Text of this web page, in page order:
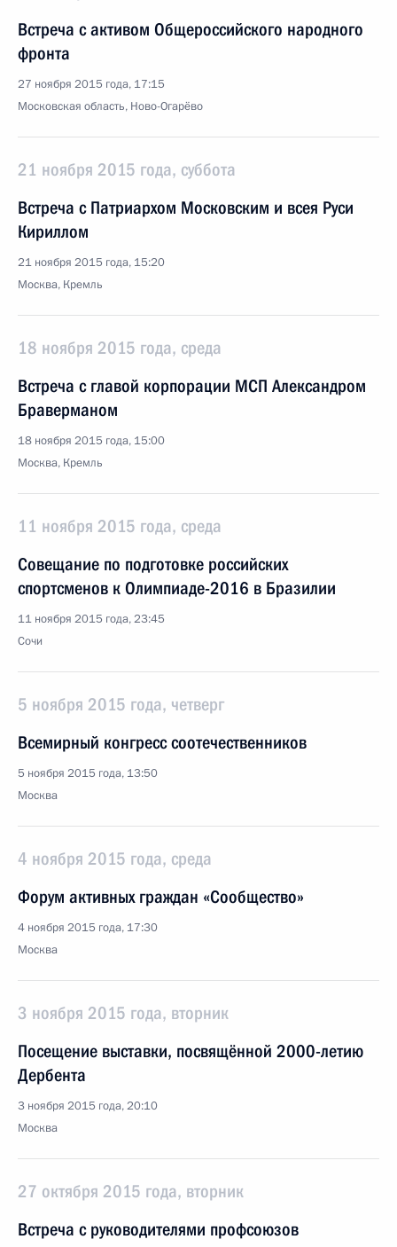
Встреча с активом Общероссийского народного
фронта
27 ноября 2015 года, 17:15
Московская область, Ново-Огарёво
21 ноября 2015 года, суббота
Встреча с Патриархом Московским и всея Руси
Кириллом
21 ноября 2015 года, 15:20
Москва, Кремль
18 ноября 2015 года, среда
Встреча с главой корпорации МСП Александром
Браверманом
18 ноября 2015 года, 15:00
Москва, Кремль
11 ноября 2015 года, среда
Совещание по подготовке российских
спортсменов к Олимпиаде-2016 в Бразилии
11 ноября 2015 года, 23:45
Сочи
5 ноября 2015 года, четверг
Всемирный конгресс соотечественников
5 ноября 2015 года, 13:50
Москва
4 ноября 2015 года, среда
Форум активных граждан «Сообщество»
4 ноября 2015 года, 17:30
Москва
3 ноября 2015 года, вторник
Посещение выставки, посвящённой 2000-летию
Дербента
3 ноября 2015 года, 20:10
Москва
27 октября 2015 года, вторник
Встреча с руководителями профсоюзов